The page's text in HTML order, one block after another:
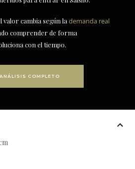
valor cambia según la demanda real
comprender de forma
con el tiempo.
COMPLETO